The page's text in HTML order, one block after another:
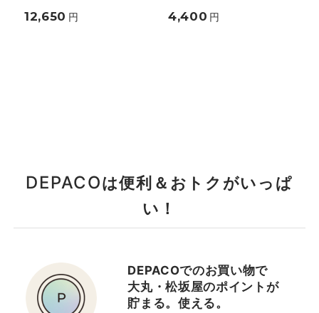
12,650 円 4,400 円
DEPACOは便利＆おトクがいっぱ
い！
DEPACOでのお買い物で
大丸・松坂屋のポイントが
貯まる。使える。